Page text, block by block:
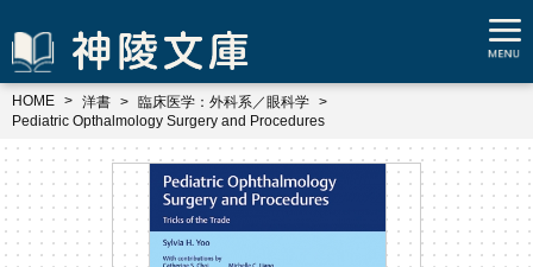
HOME 洋書
臨床医学：外科系／眼科学
Pediatric Opthalmology Surgery and Procedures